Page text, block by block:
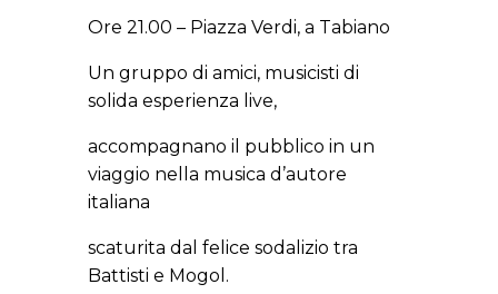
Ore 21.00 – Piazza Verdi, a Tabiano
Un gruppo di amici, musicisti di
solida esperienza live,
accompagnano il pubblico in un
viaggio nella musica d’autore
italiana
scaturita dal felice sodalizio tra
Battisti e Mogol.